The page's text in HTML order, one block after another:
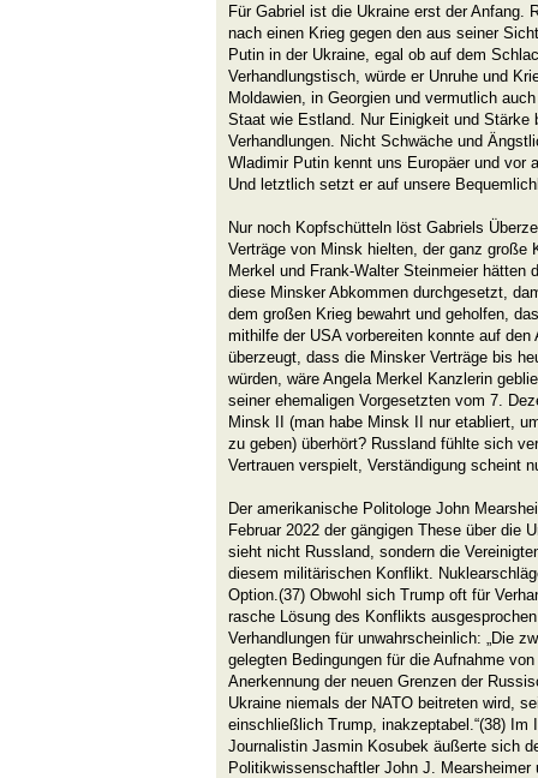
Für Gabriel ist die Ukraine erst der Anfang.
nach einen Krieg gegen den aus seiner
Putin in der Ukraine, egal ob auf dem
Verhandlungstisch, würde er Unruhe und
Moldawien, in Georgien und vermutlich
Staat wie Estland. Nur Einigkeit und Stärke
Verhandlungen. Nicht Schwäche und
Wladimir Putin kennt uns Europäer und vor
Und letztlich setzt er auf unsere
Nur noch Kopfschütteln löst Gabriels
Verträge von Minsk hielten, der ganz große
Merkel und Frank-Walter Steinmeier hätten
diese Minsker Abkommen durchgesetzt,
dem großen Krieg bewahrt und geholfen,
mithilfe der USA vorbereiten konnte auf
überzeugt, dass die Minsker Verträge bis
würden, wäre Angela Merkel Kanzlerin
seiner ehemaligen Vorgesetzten vom 7.
Minsk II (man habe Minsk II nur etabliert,
zu geben) überhört? Russland fühlte sich
Vertrauen verspielt, Verständigung scheint
Der amerikanische Politologe John
Februar 2022 der gängigen These über die
sieht nicht Russland, sondern die
diesem militärischen Konflikt.
Option.(37) Obwohl sich Trump oft für
rasche Lösung des Konflikts
Verhandlungen für unwahrscheinlich: „Die
gelegten Bedingungen für die Aufnahme
Anerkennung der neuen Grenzen der
Ukraine niemals der NATO beitreten wird,
einschließlich Trump, inakzeptabel.“(38) Im
Journalistin Jasmin Kosubek äußerte sich
Politikwissenschaftler John J. Mearsheimer